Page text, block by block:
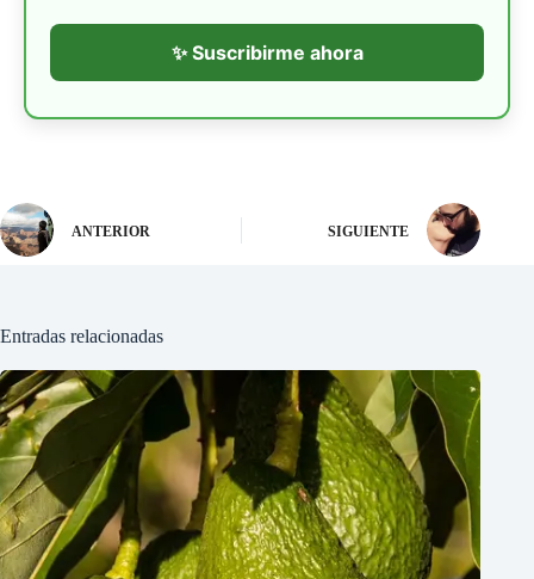
✨ Suscribirme ahora
ANTERIOR SIGUIENTE
Entradas relacionadas